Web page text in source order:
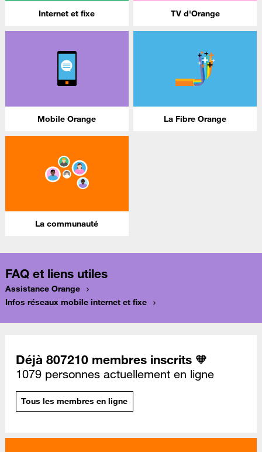
Internet et fixe TV d'Orange
Mobile Orange La Fibre Orange
La communauté
FAQ et liens utiles
Assistance Orange
Infos réseaux mobile internet et fixe
Déjà 807210 membres inscrits 🧡
1079 personnes actuellement en ligne
Tous les membres en ligne